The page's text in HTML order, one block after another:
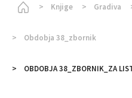
Homepage
Knjige Gradiva
Obdobja 38_zbornik
OBDOBJA 38_ZBORNIK_ZA